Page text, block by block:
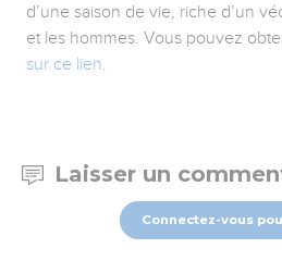
d’une saison de vie, riche d’un
et les hommes. Vous pouvez
sur ce lien.
Laisser un
Connectez-vous